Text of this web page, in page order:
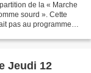
de la « Marche
sourd ». Cette
pas au programme
Jeudi 12